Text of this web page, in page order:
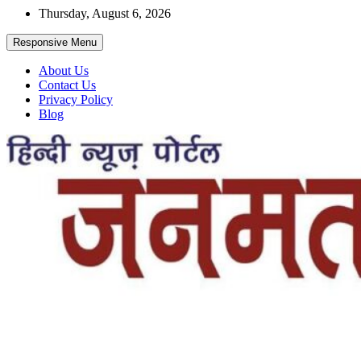
Skip
content
Thursday, August 6, 2026
Responsive Menu
About Us
Contact Us
Privacy Policy
Blog